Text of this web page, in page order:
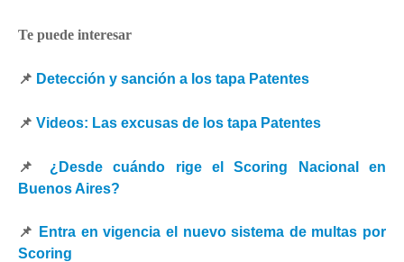
Te puede interesar
📌 Detección y sanción a los tapa Patentes
📌 Videos: Las excusas de los tapa Patentes
📌 ¿Desde cuándo rige el Scoring Nacional en
Buenos Aires?
📌
Entra en vigencia el nuevo sistema de multas por
Scoring